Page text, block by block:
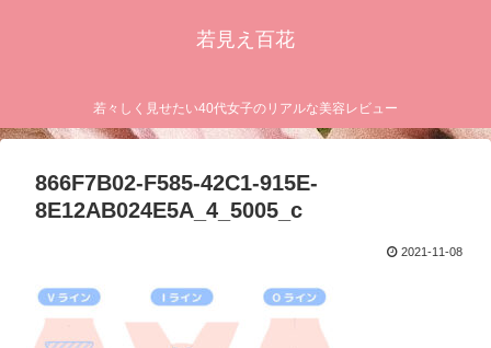
若見え百花
若々しく見せたい40代女子のリアルな美容レビュー
866F7B02-F585-42C1-915E-
8E12AB024E5A_4_5005_c
2021-11-08